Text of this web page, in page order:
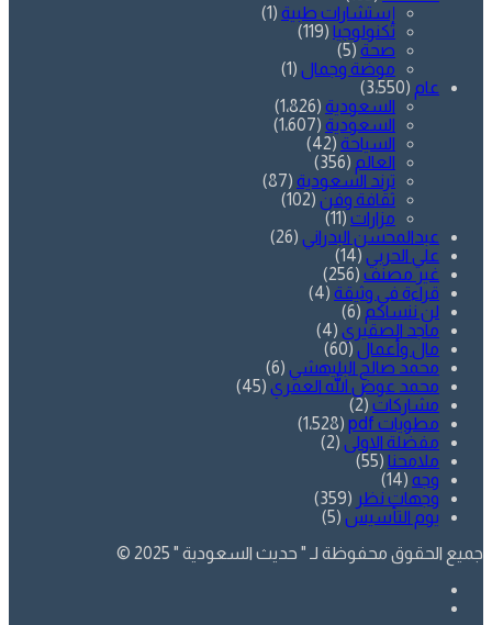
إستشارات طبية (1)
تكنولوجيا (119)
صحة (5)
موضة وجمال (1)
عام (3٬550)
السعودية (1٬826)
السعودية (1٬607)
السياحة (42)
العالم (356)
ترند السعودية (87)
ثقافة وفن (102)
مزارات (11)
عبدالمحسن البدراني (26)
علي الحربي (14)
غير مصنف (256)
قراءة في وثيقة (4)
لن ننساكم (6)
ماجد الصقيري (4)
مال وأعمال (60)
محمد صالح البليهشي (6)
محمد عوض الله العمري (45)
مشاركات (2)
مطويات pdf
(1٬528)
مفضلة الاولى (2)
ملامحنا (55)
وجه (14)
وجهات نظر (359)
يوم التأسيس (5)
جميع الحقوق محفوظة لـ " حديث السعودية " 2025 ©